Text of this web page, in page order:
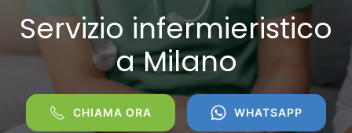
Servizio infermieristico
a Milano
CHIAMA ORA WHATSAPP